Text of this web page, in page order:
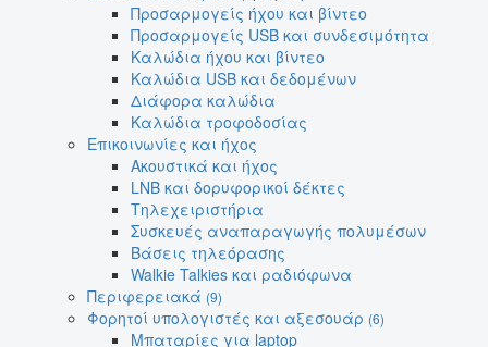
Προσαρμογείς ήχου και βίντεο
Προσαρμογείς USB και συνδεσιμότητα
Καλώδια ήχου και βίντεο
Καλώδια USB και δεδομένων
Διάφορα καλώδια
Καλώδια τροφοδοσίας
Επικοινωνίες και ήχος
Ακουστικά και ήχος
LNB και δορυφορικοί δέκτες
Τηλεχειριστήρια
Συσκευές αναπαραγωγής πολυμέσων
Βάσεις τηλεόρασης
Walkie Talkies και ραδιόφωνα
Περιφερειακά (9)
Φορητοί υπολογιστές και αξεσουάρ (6)
Μπαταρίες για laptop